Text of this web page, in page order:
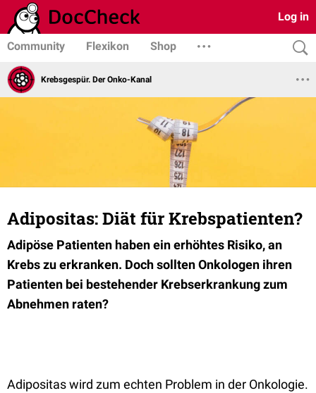
Log in
Community Flexikon Shop
Krebsgespür. Der Onko-Kanal
Adipositas: Diät für Krebspatienten?
Adipöse Patienten haben ein erhöhtes Risiko, an
Krebs zu erkranken. Doch sollten Onkologen ihren
Patienten bei bestehender Krebserkrankung zum
Abnehmen raten?
Adipositas wird zum echten Problem in der Onkologie.